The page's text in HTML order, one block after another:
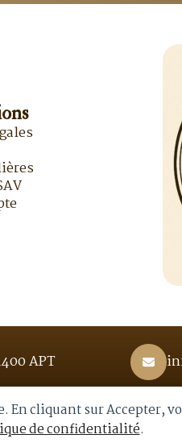
APT
cliquant sur Accepter,
de confidentialité.